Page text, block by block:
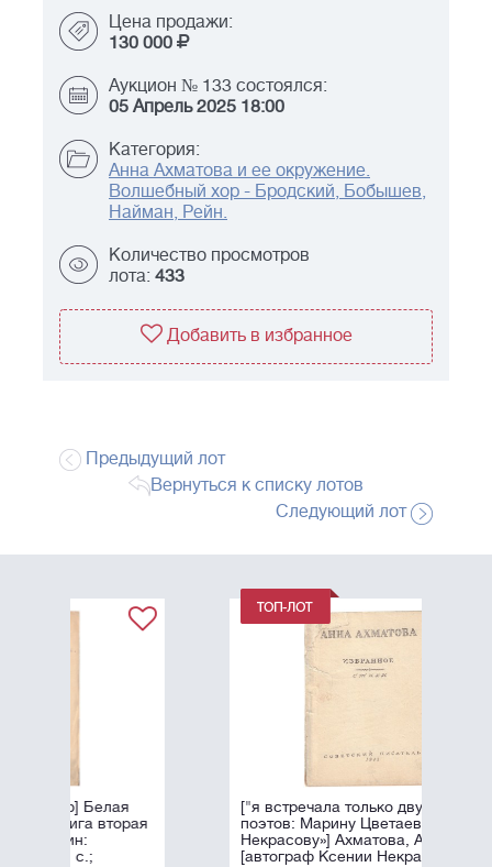
Цена продажи:
130 000
Аукцион № 133 состоялся:
05 Апрель 2025 18:00
Категория:
Анна Ахматова и ее окружение.
Волшебный хор - Бродский, Бобышев,
Найман, Рейн.
Количество просмотров
лота: 433
Добавить в избранное
Предыдущий лот
Вернуться к списку лотов
Следующий лот
["я встречала только двух женщин-
поэтов: Марину Цветаеву и Ксению
Некрасову»] Ахматова, А.А.
[автограф Ксении Некрасовой]